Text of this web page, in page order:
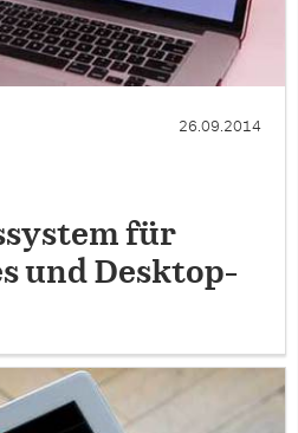
26.09.2014
für
und Desktop-